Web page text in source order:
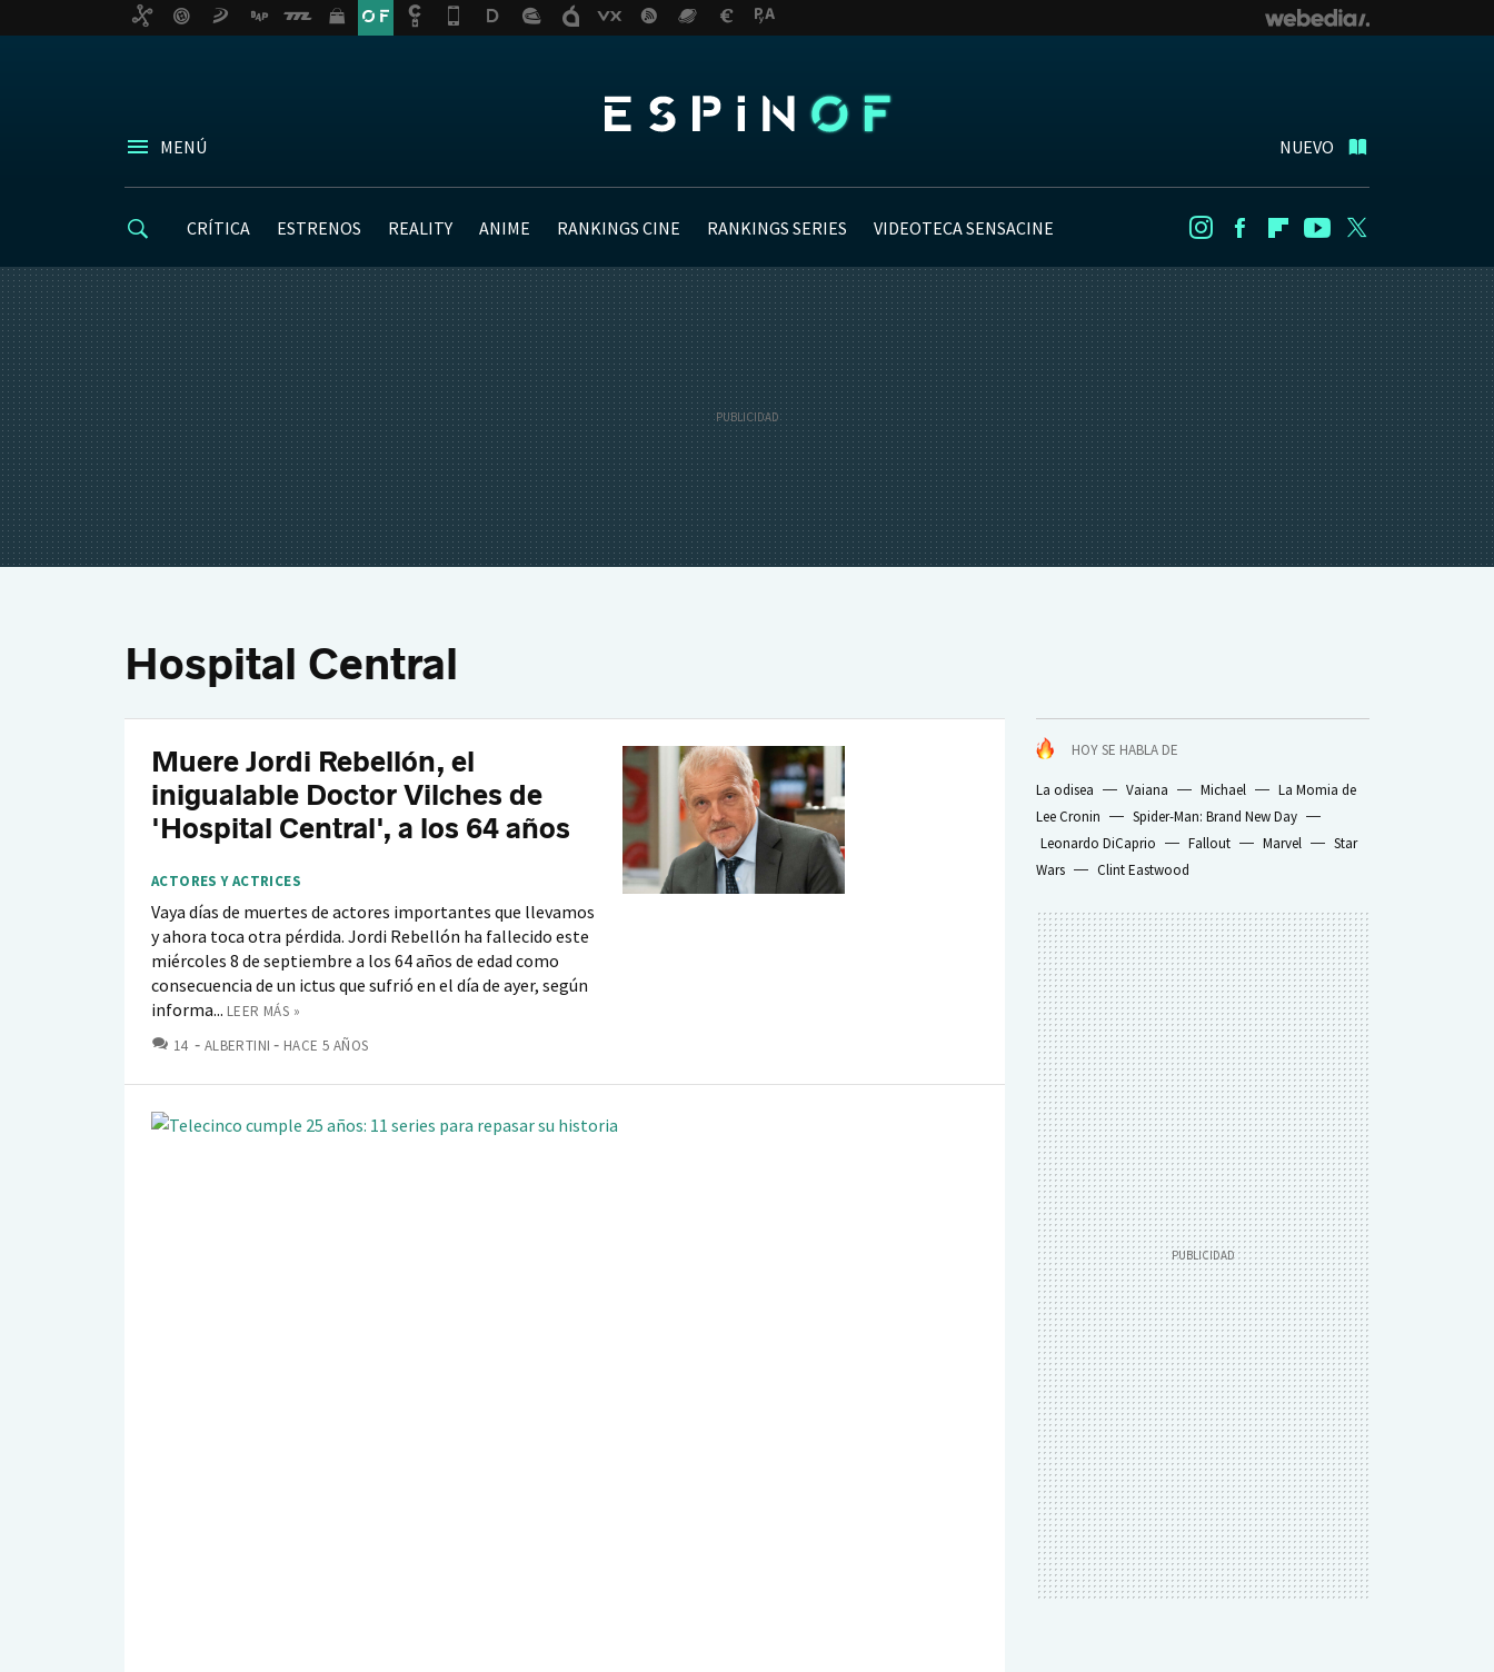
MENÚ NUEVO
CRÍTICA ESTRENOS REALITY ANIME RANKINGS CINE RANKINGS SERIES VIDEOTECA SENSACINE InstagramFacebookFlipboard
Youtube
Hospital Central
HOY SE HABLA DE
La odisea Vaiana Michael
La Momia de
Lee Cronin
Spider-Man: Brand New Day
Leonardo DiCaprio
Fallout Marvel
Star
Wars
Clint Eastwood
Muere Jordi Rebellón, el
inigualable Doctor Vilches de
'Hospital Central', a los 64 años
ACTORES Y ACTRICES
Vaya días de muertes de actores importantes que llevamos
y ahora toca otra pérdida. Jordi Rebellón ha fallecido este
miércoles 8 de septiembre a los 64 años de edad como
consecuencia de un ictus que sufrió en el día de ayer, según
informa... LEER MÁS »
14 COMENTARIOS
ALBERTINI HACE 5 AÑOS